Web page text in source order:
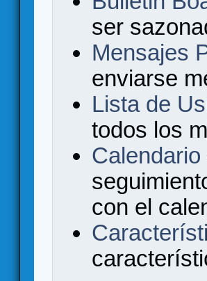
ser
Mensajes
enviarse
Lista de
todos los
Calendario
con el